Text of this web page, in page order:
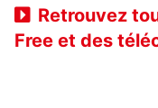
Retrouvez
Free et des